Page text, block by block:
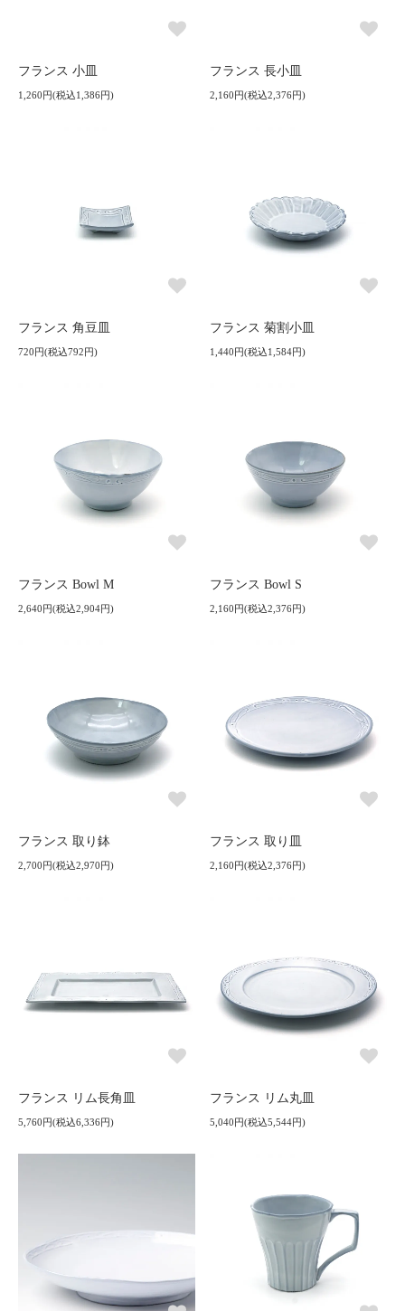
フランス 小皿
1,260円(税込1,386円)
フランス 長小皿
2,160円(税込2,376円)
フランス 角豆皿
720円(税込792円)
フランス 菊割小皿
1,440円(税込1,584円)
フランス Bowl M
2,640円(税込2,904円)
フランス Bowl S
2,160円(税込2,376円)
フランス 取り鉢
2,700円(税込2,970円)
フランス 取り皿
2,160円(税込2,376円)
フランス リム長角皿
5,760円(税込6,336円)
フランス リム丸皿
5,040円(税込5,544円)